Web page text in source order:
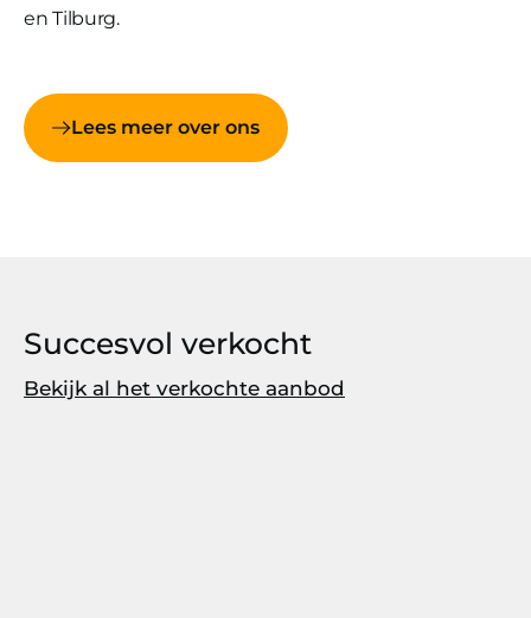
en Tilburg.
Lees meer over ons
Succesvol verkocht
Bekijk al het verkochte aanbod